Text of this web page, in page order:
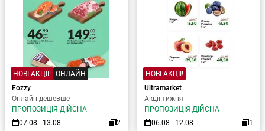
НОВІ АКЦІЇ! ОНЛАЙН
Fozzy
Онлайн дешевше
ПРОПОЗИЦІЯ ДІЙСНА
07.08 - 13.08
2
НОВІ АКЦІЇ!
Ultramarket
Акції тижня
ПРОПОЗИЦІЯ ДІЙСНА
06.08 - 12.08
1